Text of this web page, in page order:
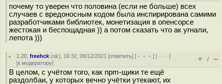
почему то уверен что половина (если не больше) всех
случаев с вредоносным кодом была инспирирована самими
разработчиками библиотек, монетизация в опенсорсе
жестокая и беспощадная )) а потом сказать что ак угнали,
лепота )))
1.20 ,freehck (ok), 16:32, 08/12/2021 [ответить] [ ﹢﹢﹢] [ · · ·]
[к модератору] + / –
В целом, с учётом того, как npm-щики те ещё
раздолбаи, у которых вечно учётки утекают, их